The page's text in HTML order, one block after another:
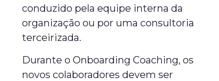
conduzido pela equipe interna da
organização ou por uma consultoria
terceirizada.
Durante o Onboarding Coaching, os
novos colaboradores devem ser